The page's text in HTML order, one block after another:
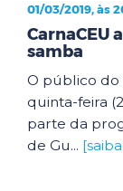
01/03/2019, às
CarnaCEU
samba
O público do
quinta-feira
parte da
de Gu...